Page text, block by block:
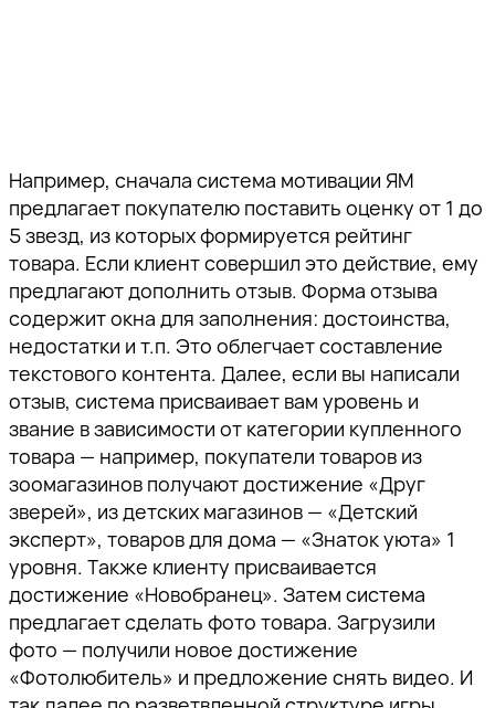
Например, сначала система мотивации ЯМ
предлагает покупателю поставить оценку от 1 до
5 звезд, из которых формируется рейтинг
товара. Если клиент совершил это действие, ему
предлагают дополнить отзыв. Форма отзыва
содержит окна для заполнения: достоинства,
недостатки и т.п. Это облегчает составление
текстового контента. Далее, если вы написали
отзыв, система присваивает вам уровень и
звание в зависимости от категории купленного
товара — например, покупатели товаров из
зоомагазинов получают достижение «Друг
зверей», из детских магазинов — «Детский
эксперт», товаров для дома — «Знаток уюта» 1
уровня. Также клиенту присваивается
достижение «Новобранец». Затем система
предлагает сделать фото товара. Загрузили
фото — получили новое достижение
«Фотолюбитель» и предложение снять видео. И